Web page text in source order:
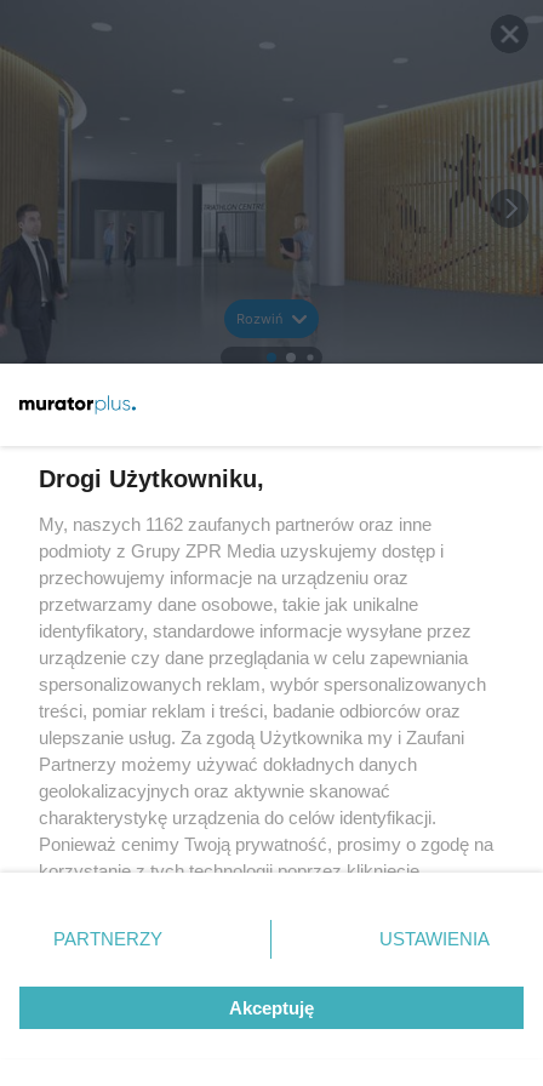
Rozwiń
Drogi Użytkowniku,
My, naszych 1162 zaufanych partnerów oraz inne
podmioty z Grupy ZPR Media uzyskujemy dostęp i
przechowujemy informacje na urządzeniu oraz
przetwarzamy dane osobowe, takie jak unikalne
identyfikatory, standardowe informacje wysyłane przez
urządzenie czy dane przeglądania w celu zapewniania
spersonalizowanych reklam, wybór spersonalizowanych
treści, pomiar reklam i treści, badanie odbiorców oraz
ulepszanie usług. Za zgodą Użytkownika my i Zaufani
Partnerzy możemy używać dokładnych danych
geolokalizacyjnych oraz aktywnie skanować
charakterystykę urządzenia do celów identyfikacji.
Ponieważ cenimy Twoją prywatność, prosimy o zgodę na
korzystanie z tych technologii poprzez kliknięcie
zmienić/wycofać klikając przycisk ustawień prywatności
znajdujący się w lewym dolnym rogu strony
rodzaje przetwarzania danych nie wymagają zgody
użytkownika, ale masz prawo sprzeciwić się takiemu
przetwarzaniu. Preferencje będą miały zastosowanie tylko
PARTNERZY USTAWIENIA
Akceptuję